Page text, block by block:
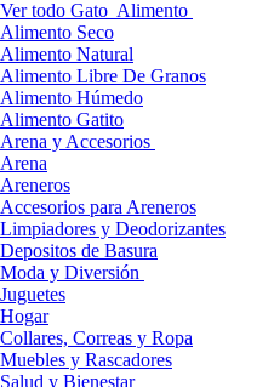
Ver todo Gato Alimento
Alimento Seco
Alimento Natural
Alimento Libre De Granos
Alimento Húmedo
Alimento Gatito
Arena y Accesorios
Arena
Areneros
Accesorios para Areneros
Limpiadores y Deodorizantes
Depositos de Basura
Moda y Diversión
Juguetes
Hogar
Collares, Correas y Ropa
Muebles y Rascadores
Salud y Bienestar